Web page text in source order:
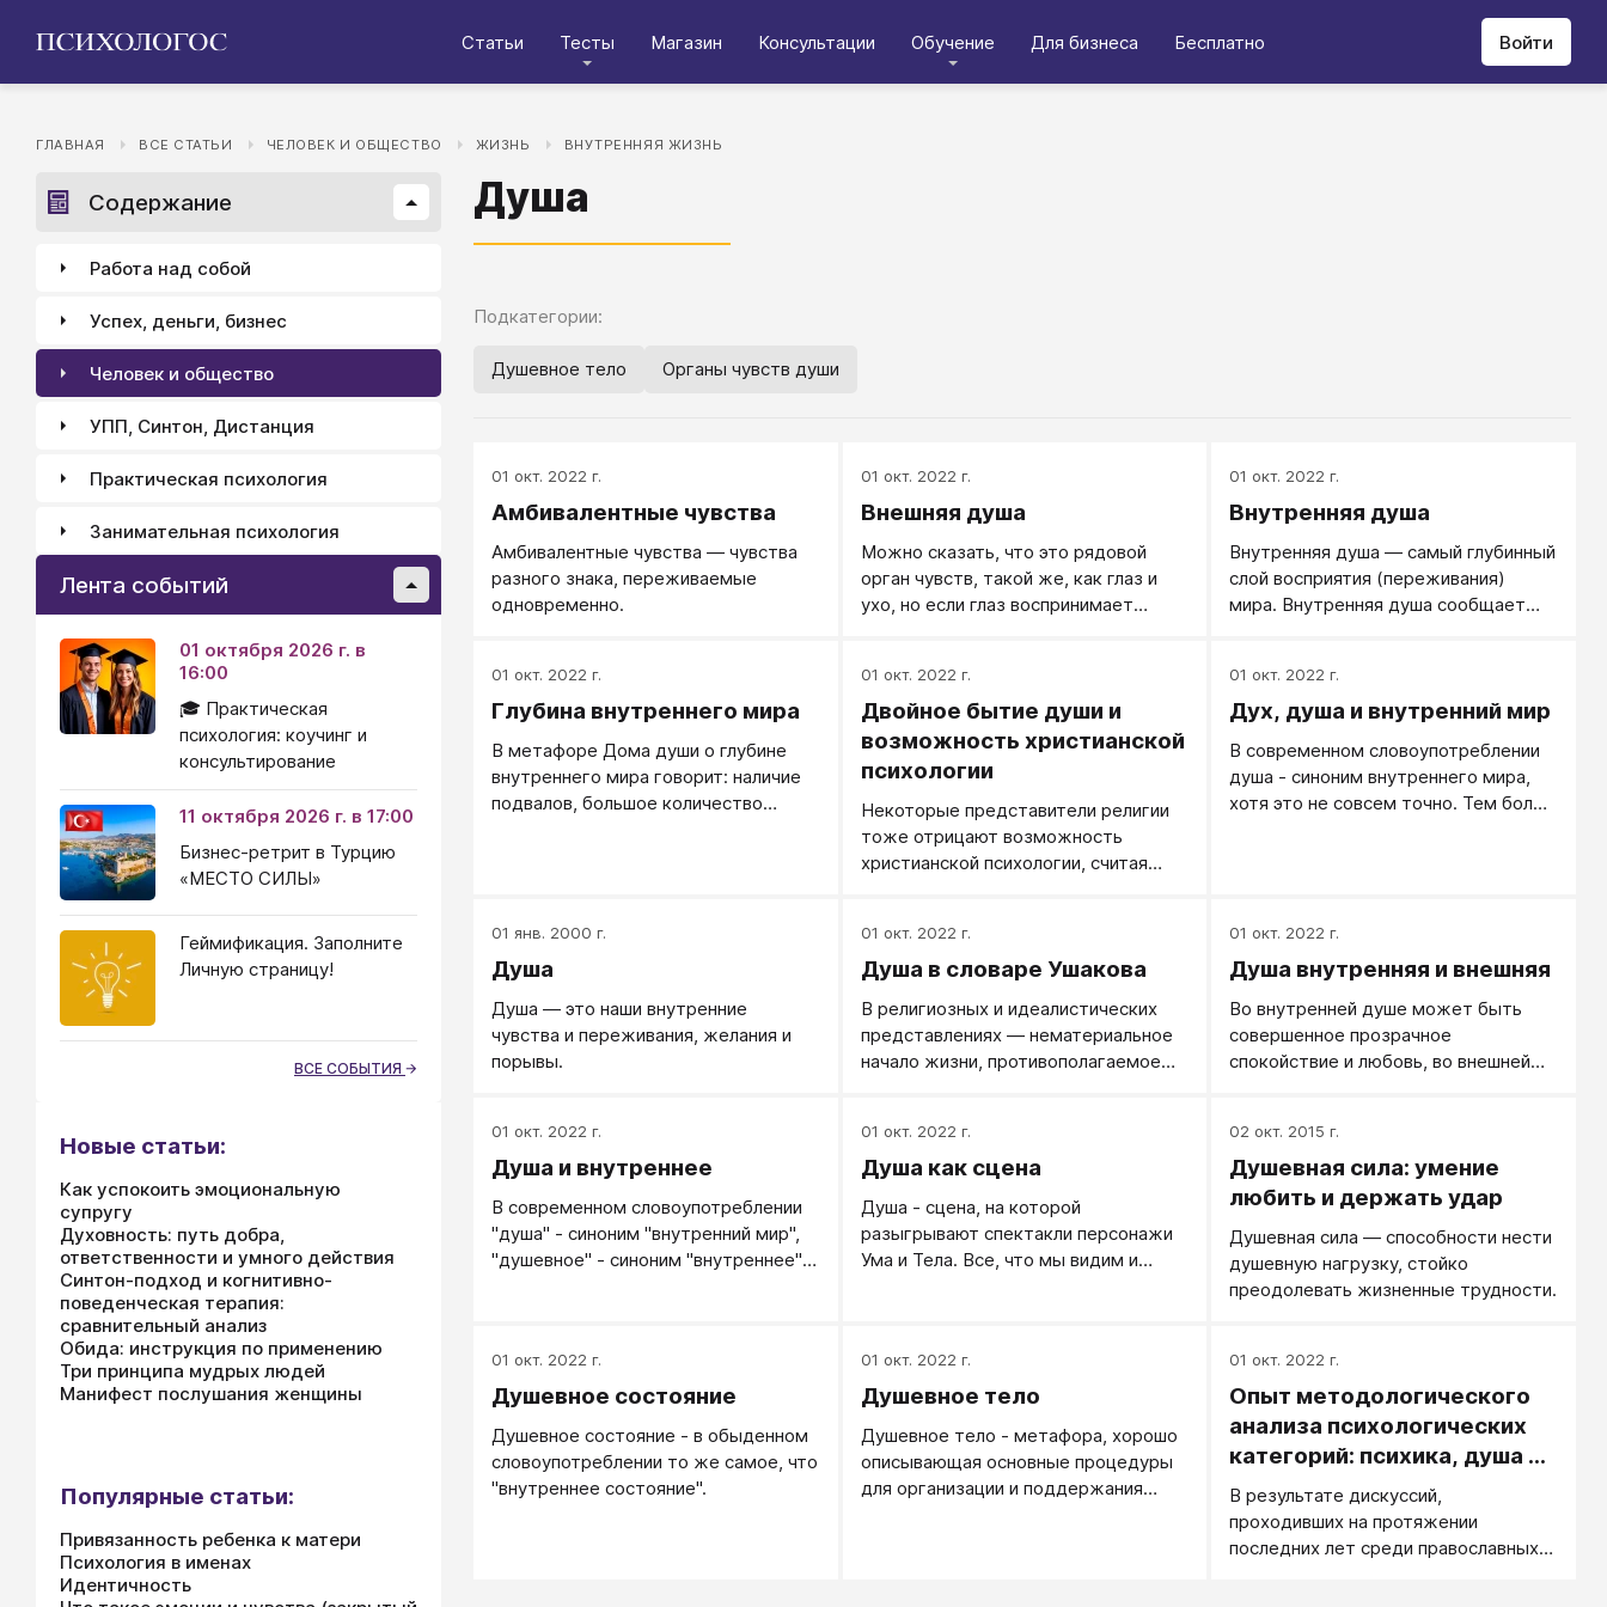
Статьи Тесты Магазин Консультации Обучение Для бизнеса Бесплатно Войти
ГЛАВНАЯ ВСЕ СТАТЬИ ЧЕЛОВЕК И ОБЩЕСТВО ЖИЗНЬ ВНУТРЕННЯЯ ЖИЗНЬ
Душа
Подкатегории:
Душевное тело Органы чувств души
01 окт. 2022 г.
Амбивалентные чувства
Амбивалентные чувства — чувства
разного знака, переживаемые
одновременно.
01 окт. 2022 г.
Внешняя душа
Можно сказать, что это рядовой
орган чувств, такой же, как глаз и
ухо, но если глаз воспринимает
душевные вибрации.
01 окт. 2022 г.
Внутренняя душа
Внутренняя душа — самый глубинный
слой восприятия (переживания)
мира. Внутренняя душа сообщает
нас.
01 окт. 2022 г.
Глубина внутреннего мира
В метафоре Дома души о глубине
внутреннего мира говорит: наличие
подвалов, большое количество
01 окт. 2022 г.
Двойное бытие души и
возможность христианской
психологии
Некоторые представители религии
тоже отрицают возможность
христианской психологии, считая
01 окт. 2022 г.
Дух, душа и внутренний мир
В современном словоупотреблении
душа - синоним внутреннего мира,
хотя это не совсем точно. Тем более
01 янв. 2000 г.
Душа
Душа — это наши внутренние
чувства и переживания, желания и
порывы.
01 окт. 2022 г.
Душа в словаре Ушакова
В религиозных и идеалистических
представлениях — нематериальное
начало жизни, противополагаемое
Д. и тело. Бессмертная д. Души
умерших.
01 окт. 2022 г.
Душа внутренняя и внешняя
Во внутренней душе может быть
совершенное прозрачное
спокойствие и любовь, во внешней
требовательное ожидание
решительных действий.
01 окт. 2022 г.
Душа и внутреннее
В современном словоупотреблении
"душа" - синоним "внутренний мир",
"душевное" - синоним "внутреннее",
01 окт. 2022 г.
Душа как сцена
Душа - сцена, на которой
разыгрывают спектакли персонажи
Ума и Тела. Все, что мы видим и
художественные произведения. Но
относится к этому всерьез…
02 окт. 2015 г.
Душевная сила: умение
любить и держать удар
Душевная сила — способности нести
душевную нагрузку, стойко
преодолевать жизненные трудности.
01 окт. 2022 г.
Душевное состояние
Душевное состояние - в обыденном
словоупотреблении то же самое, что
"внутреннее состояние".
01 окт. 2022 г.
Душевное тело
Душевное тело - метафора, хорошо
описывающая основные процедуры
для организации и поддержания
01 окт. 2022 г.
Опыт методологического
анализа психологических
категорий: психика, душа и
личность.
В результате дискуссий,
проходивших на протяжении
последних лет среди православных
Содержание
Работа над собой
Успех, деньги, бизнес
Человек и общество
УПП, Синтон, Дистанция
Практическая психология
Занимательная психология
Лента событий
01 октября 2026 г. в
16:00
🎓 Практическая
психология: коучинг и
консультирование
11 октября 2026 г. в 17:00
Бизнес-ретрит в Турцию
«МЕСТО СИЛЫ»
Геймификация. Заполните
Личную страницу!
ВСЕ СОБЫТИЯ
Новые статьи:
Как успокоить эмоциональную
супругу
Духовность: путь добра,
ответственности и умного действия
Синтон-подход и когнитивно-
поведенческая терапия:
сравнительный анализ
Обида: инструкция по применению
Три принципа мудрых людей
Манифест послушания женщины
Популярные статьи:
Привязанность ребенка к матери
Психология в именах
Идентичность